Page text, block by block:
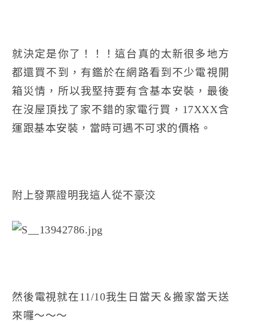
就決定是你了！！！這台真的太新很多地方
都還買不到，有鑑於在網路看到不少電視開
箱災情，所以我堅持要有含基本安裝，最後
在沒屋頂找了家不錯的家電行買，17XXX含
運跟基本安裝，當時可遇不可求的價格。
附上發票證明我這人從不豪洨
然後電視就在11/10我生日當天＆搬家當天送
來囉～～～